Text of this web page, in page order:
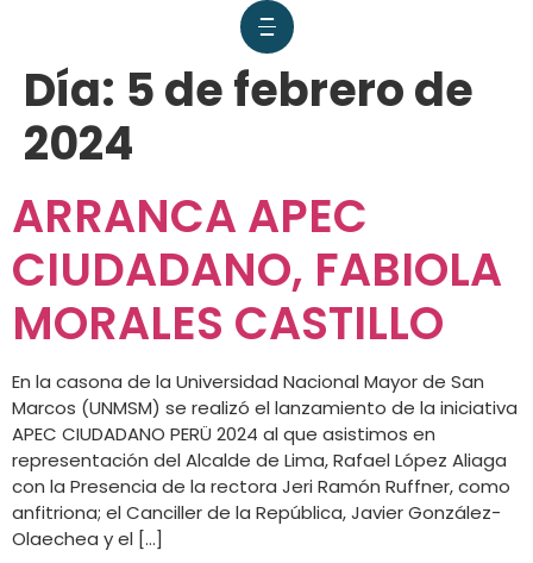
Día: 5 de febrero de
2024
ARRANCA APEC
CIUDADANO, FABIOLA
MORALES CASTILLO
En la casona de la Universidad Nacional Mayor de San
Marcos (UNMSM) se realizó el lanzamiento de la iniciativa
APEC CIUDADANO PERÜ 2024 al que asistimos en
representación del Alcalde de Lima, Rafael López Aliaga
con la Presencia de la rectora Jeri Ramón Ruffner, como
anfitriona; el Canciller de la República, Javier González-
Olaechea y el […]